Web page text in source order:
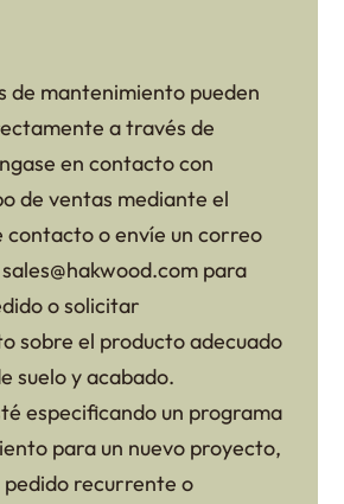
de mantenimiento pueden
a través de
en contacto con
de ventas mediante el
o envíe un correo
para
o solicitar
sobre el producto adecuado
suelo y acabado.
especificando un programa
para un nuevo proyecto,
pedido recurrente o